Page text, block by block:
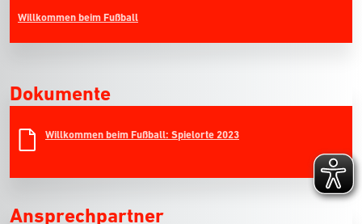
Willkommen beim Fußball
Dokumente
Willkommen beim Fußball: Spielorte 2023
Ansprechpartner